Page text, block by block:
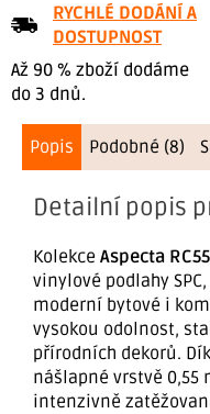
RYCHLÉ DODÁNÍ A
DOSTUPNOST
Až 90 % zboží dodáme
do 3 dnů.
Popis Podobné (8)
Detailní popis
Kolekce Aspecta RC55
vinylové podlahy
moderní bytové i
vysokou odolnost,
přírodních dekorů.
nášlapné vrstvě 0,55
intenzivně